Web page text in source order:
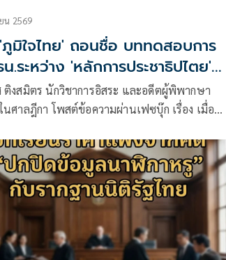
น 2569
ภูมิใจไทย' ถอนชื่อ บททดสอบการ
.ระหว่าง 'หลักการประชาธิปไตย'
การการเมือง'
ติงสมิตร นักวิชาการอิสระ และอดีตผู้พิพากษา
นศาลฎีกา โพสต์ข้อความผ่านเฟซบุ๊ก เรื่อง เมื่อ
“หลักการประชาธิปไตย” กับ “สมการการเมือง”
ดังนี้